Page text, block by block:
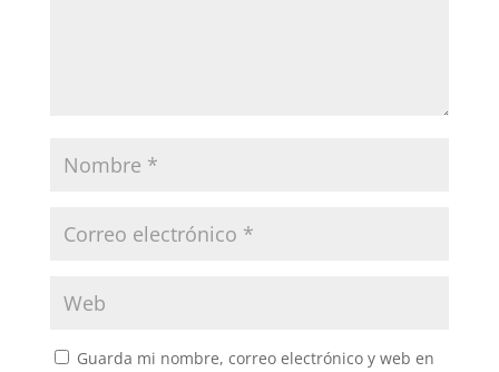
Guarda mi nombre, correo electrónico y web en